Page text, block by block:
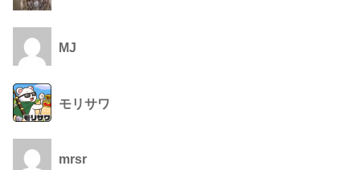
MJ
モリサワ
mrsr